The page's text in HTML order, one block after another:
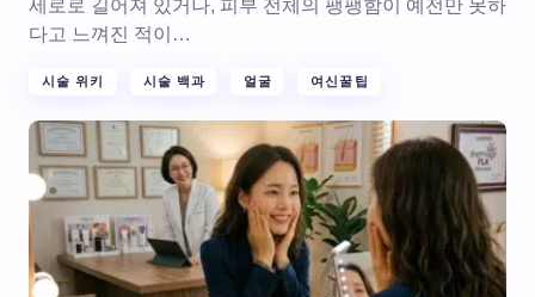
세로로 길어져 있거나, 피부 전체의 팽팽함이 예전만 못하
다고 느껴진 적이…
시술 위키 시술 백과 얼굴 여신꿀팁